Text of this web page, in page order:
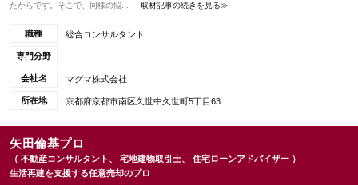
たからです。そこで、同様の悩...
取材記事の続きを見る≫
職種 総合コンサルタント
専門分野
会社名 マグマ株式会社
所在地 京都府京都市南区久世中久世町5丁目63
矢田倫基プロ
（ 不動産コンサルタント、 宅地建物取引士、 住宅ローンアドバイザー ）
生活再建を支援する任意売却のプロ